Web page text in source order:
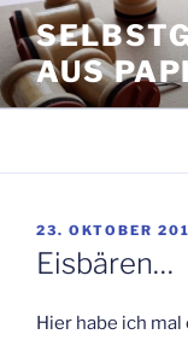
Zum
Inhalt
springen
AUS
AM
23. OKTOBER
Eisbären…
Hier habe ich